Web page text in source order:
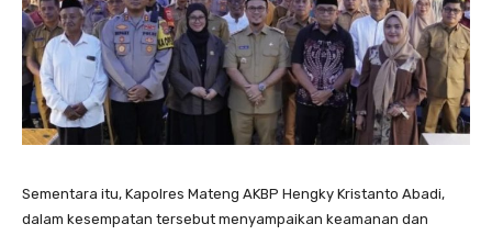
Sementara itu, Kapolres Mateng AKBP Hengky Kristanto Abadi,
dalam kesempatan tersebut menyampaikan keamanan dan